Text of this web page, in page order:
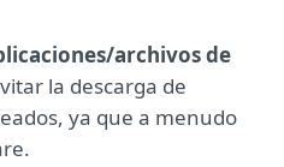
archivos de
la descarga de
ya que a menudo